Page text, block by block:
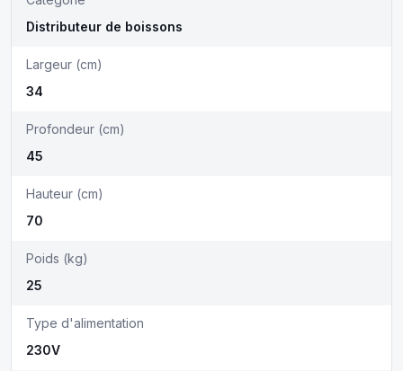
Distributeur de boissons
Largeur (cm)
34
Profondeur (cm)
45
Hauteur (cm)
70
Poids (kg)
25
Type d'alimentation
230V